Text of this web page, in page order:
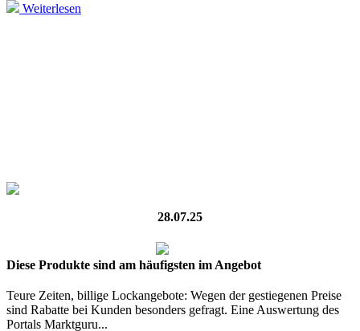
Weiterlesen
28.07.25
Diese Produkte sind am häufigsten im Angebot
Teure Zeiten, billige Lockangebote: Wegen der gestiegenen Preise
sind Rabatte bei Kunden besonders gefragt. Eine Auswertung des
Portals Marktguru...